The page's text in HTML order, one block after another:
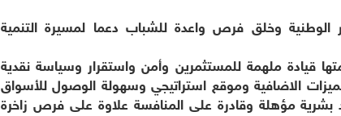
الوطنية وخلق فرص واعدة للشباب دعما لمسيرة التنمية
قيادة ملهمة للمستثمرين وأمن واستقرار وسياسة نقدية
الاضافية وموقع استراتيجي وسهولة الوصول للأسواق
بشرية مؤهلة وقادرة على المنافسة علاوة على فرص زاخرة